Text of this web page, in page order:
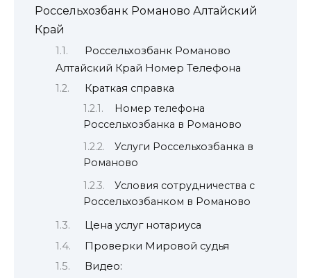
Россельхозбанк Романово Алтайский
Край
Россельхозбанк Романово
Алтайский Край Номер Телефона
Краткая справка
Номер телефона
Россельхозбанка в Романово
Услуги Россельхозбанка в
Романово
Условия сотрудничества с
Россельхозбанком в Романово
Цена услуг нотариуса
Проверки Мировой судья
Видео: